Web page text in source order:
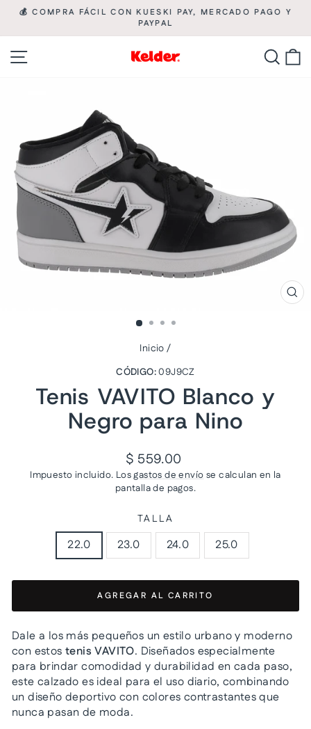
al
contenido
diapositivas
pausa
💰 COMPRA FÁCIL CON KUESKI PAY, MERCADO PAGO Y
PAYPAL
Inicio /
CÓDIGO:09J9CZ
Tenis VAVITO Blanco y
Negro para Nino
Precio
habitual
$ 559.00
Impuesto incluido. Losgastos de envío se calculan en la
pantalla de pagos.
TALLA
22.0 23.0 24.0 25.0
AGREGAR AL CARRITO
Dale a los más pequeños un estilo urbano y moderno
con estostenis VAVITO. Diseñados especialmente
para brindar comodidad y durabilidad en cada paso,
este calzado es ideal para el uso diario, combinando
un diseño deportivo con colores contrastantes que
nunca pasan de moda.